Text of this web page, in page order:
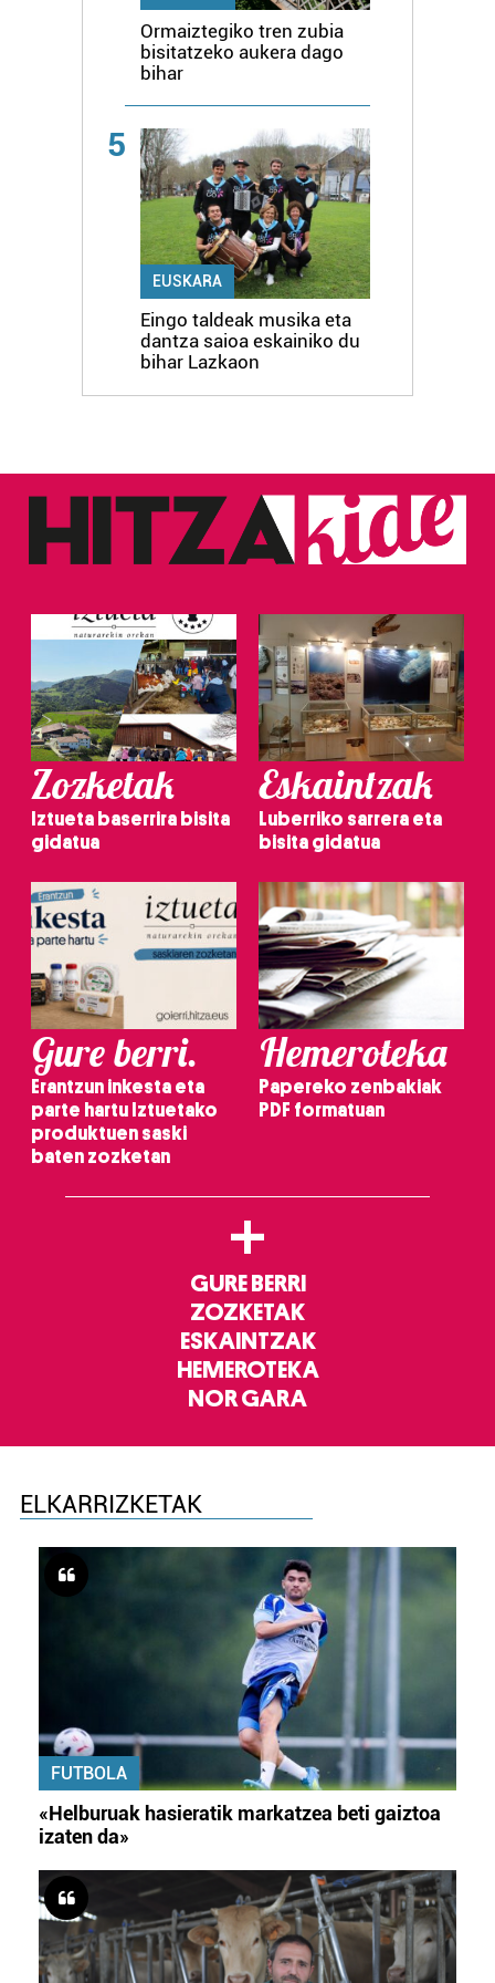
Ormaiztegiko tren zubia
bisitatzeko aukera dago
bihar
5
EUSKARA
Eingo taldeak musika eta
dantza saioa eskainiko du
bihar Lazkaon
Zozketak
Iztueta baserrira bisita
gidatua
Eskaintzak
Luberriko sarrera eta
bisita gidatua
Gure berri.
Erantzun inkesta eta
parte hartu Iztuetako
produktuen saski
baten zozketan
Hemeroteka
Papereko zenbakiak
PDF formatuan
+
GURE BERRI
ZOZKETAK
ESKAINTZAK
HEMEROTEKA
NOR GARA
ELKARRIZKETAK
FUTBOLA
«Helburuak hasieratik markatzea beti gaiztoa
izaten da»